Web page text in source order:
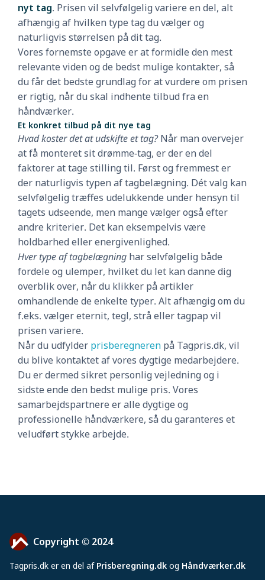
nyt tag. Prisen vil selvfølgelig variere en del, alt
afhængig af hvilken type tag du vælger og
naturligvis størrelsen på dit tag.
Vores fornemste opgave er at formidle den mest
relevante viden og de bedst mulige kontakter, så
du får det bedste grundlag for at vurdere om prisen
er rigtig, når du skal indhente tilbud fra en
håndværker.
Et konkret tilbud på dit nye tag
Hvad koster det at udskifte et tag?Når man overvejer
at få monteret sit drømme-tag, er der en del
faktorer at tage stilling til. Først og fremmest er
der naturligvis typen af tagbelægning. Dét valg kan
selvfølgelig træffes udelukkende under hensyn til
tagets udseende, men mange vælger også efter
andre kriterier. Det kan eksempelvis være
holdbarhed eller energivenlighed.
Hver type af tagbelægning har selvfølgelig både
fordele og ulemper, hvilket du let kan danne dig
overblik over, når du klikker på artikler
omhandlende de enkelte typer. Alt afhængig om du
f.eks. vælger eternit, tegl, strå eller tagpap vil
prisen variere.
Når du udfylder prisberegneren på Tagpris.dk, vil
du blive kontaktet af vores dygtige medarbejdere.
Du er dermed sikret personlig vejledning og i
sidste ende den bedst mulige pris. Vores
samarbejdspartnere er alle dygtige og
professionelle håndværkere, så du garanteres et
veludført stykke arbejde.
Copyright © 2024
Tagpris.dk er en del af Prisberegning.dk og Håndværker.dk